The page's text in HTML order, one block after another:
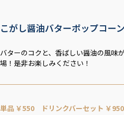
こがし醤油バターポップコーン
バターのコクと、香ばしい醤油の風味
場！是非お楽しみください！
単品 ￥550 ドリンクバーセット ￥950